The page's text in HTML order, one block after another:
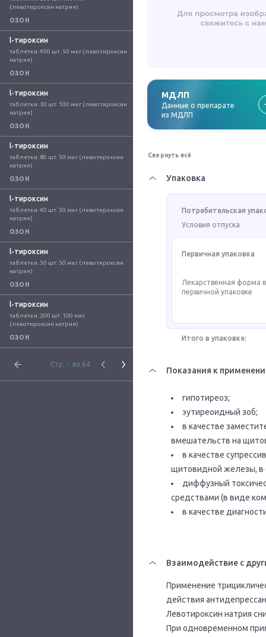
(левотироксин натрия)
ОЗОН
l-тироксин
таблетки: 400 шт. 50 мкг (левотироксин
натрия)
ОЗОН
l-тироксин
таблетки: 30 шт. 100 мкг (левотироксин
натрия)
ОЗОН
l-тироксин
таблетки: 80 шт. 50 мкг (левотироксин
натрия)
ОЗОН
l-тироксин
таблетки: 40 шт. 50 мкг (левотироксин
натрия)
ОЗОН
l-тироксин
таблетки: 50 шт. 50 мкг (левотироксин
натрия)
ОЗОН
l-тироксин
таблетки: 200 шт. 100 мкг
(левотироксин натрия)
ОЗОН
Стр. 1 из 64
МДЛП
Данные о препарате
из МДЛП
Свернуть всё
Упаковка
Потребительская
Условия отпуска
Первичная упаковка
Лекарственная форма
первичной упаковке
Итого в упаковке:
Показания к
гипотиреоз;
эутиреоидный зоб;
в качестве
вмешательств на
в качестве
щитовидной железы, в
диффузный
средствами (в виде
в качестве
Взаимодействие с
Применение
действия
Левотироксин натрия
При одновременном